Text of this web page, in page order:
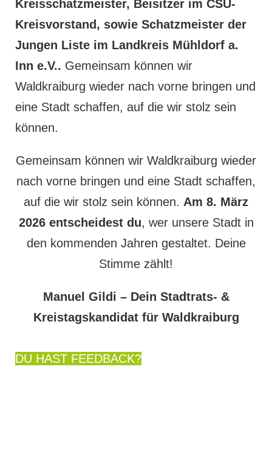
Kreisschatzmeister, Beisitzer im CSU-
Kreisvorstand, sowie Schatzmeister der
Jungen Liste im Landkreis Mühldorf a.
Inn e.V.. Gemeinsam können wir
Waldkraiburg wieder nach vorne bringen und
eine Stadt schaffen, auf die wir stolz sein
können.
Gemeinsam können wir Waldkraiburg wieder
nach vorne bringen und eine Stadt schaffen,
auf die wir stolz sein können. Am 8. März
2026 entscheidest du, wer unsere Stadt in
den kommenden Jahren gestaltet. Deine
Stimme zählt!
Manuel Gildi – Dein Stadtrats- &
Kreistagskandidat für Waldkraiburg
DU HAST FEEDBACK?